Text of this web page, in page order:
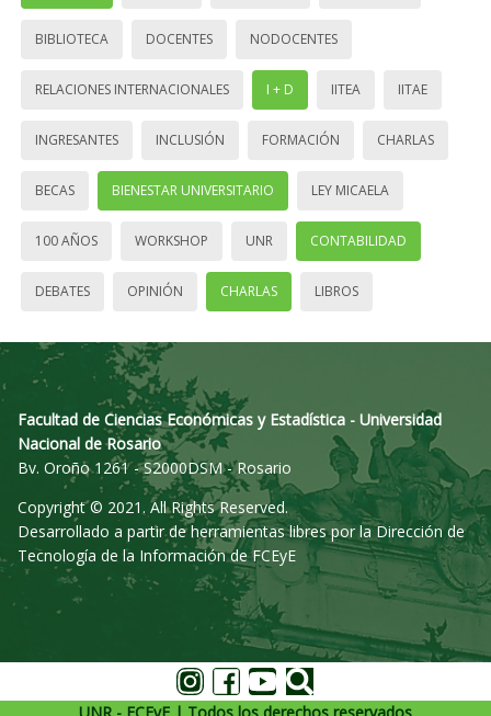
BIBLIOTECA DOCENTES NODOCENTES
RELACIONES INTERNACIONALES I + D IITEA IITAE
INGRESANTES INCLUSIÓN FORMACIÓN CHARLAS
BECAS BIENESTAR UNIVERSITARIO LEY MICAELA
100 AÑOS WORKSHOP UNR CONTABILIDAD
DEBATES OPINIÓN CHARLAS LIBROS
Facultad de Ciencias Económicas y Estadística - Universidad
Nacional de Rosario
Bv. Oroño 1261 - S2000DSM - Rosario
Copyright © 2021. All Rights Reserved.
Desarrollado a partir de herramientas libres por la Dirección de
Tecnología de la Información de FCEyE